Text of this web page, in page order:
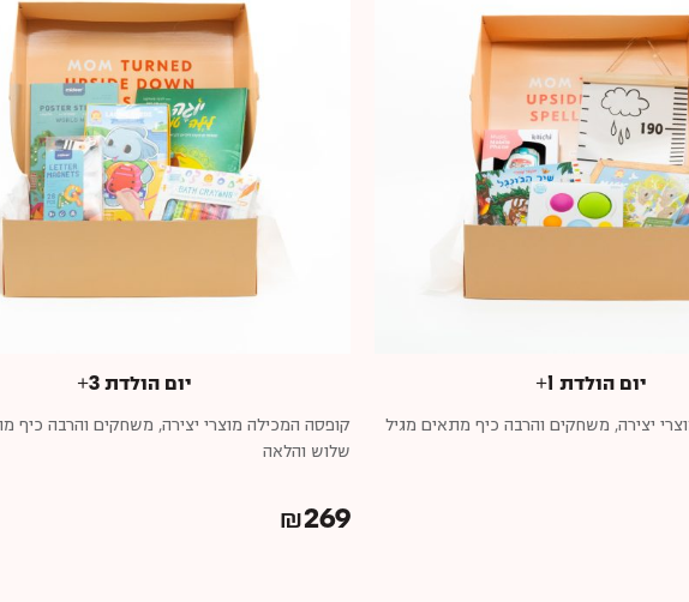
יום הולדת 1+
יצירה, משחקים והרבה כיף מתאים מגיל
יום הולדת 3+
קופסה המכילה מוצרי יצירה, משחקים והרבה כיף
שלוש והלאה
₪269